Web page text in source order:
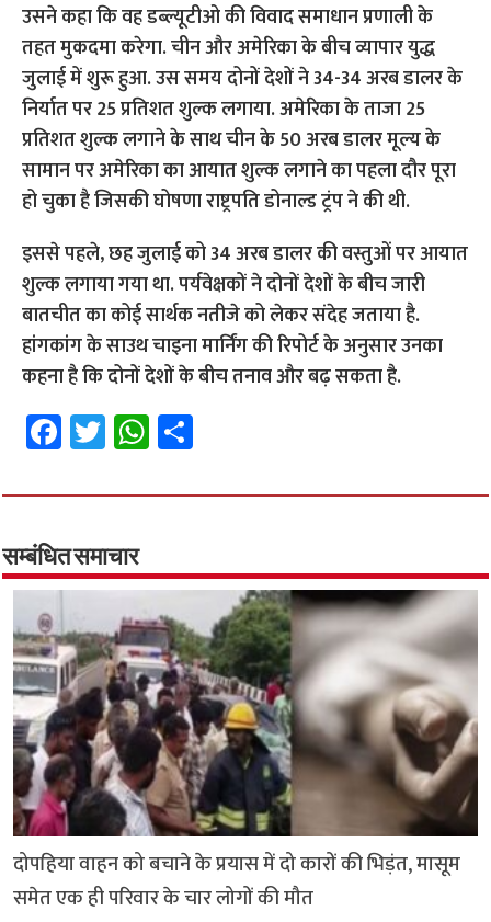
उसने कहा कि वह डब्ल्यूटीओ की विवाद समाधान प्रणाली के
तहत मुकदमा करेगा. चीन और अमेरिका के बीच व्यापार युद्ध
जुलाई में शुरू हुआ. उस समय दोनों देशों ने 34-34 अरब डालर के
निर्यात पर 25 प्रतिशत शुल्क लगाया. अमेरिका के ताजा 25
प्रतिशत शुल्क लगाने के साथ चीन के 50 अरब डालर मूल्य के
सामान पर अमेरिका का आयात शुल्क लगाने का पहला दौर पूरा
हो चुका है जिसकी घोषणा राष्ट्रपति डोनाल्ड ट्रंप ने की थी.
इससे पहले, छह जुलाई को 34 अरब डालर की वस्तुओं पर आयात
शुल्क लगाया गया था. पर्यवेक्षकों ने दोनों देशों के बीच जारी
बातचीत का कोई सार्थक नतीजे को लेकर संदेह जताया है.
हांगकांग के साउथ चाइना मार्निंग की रिपोर्ट के अनुसार उनका
कहना है कि दोनों देशों के बीच तनाव और बढ़ सकता है.
Fa
ce
b
o
o
k
T
wi
tt
er
W
h
at
p
p
ar
सम्बंधित समाचार
दोपहिया वाहन को बचाने के प्रयास में दो कारों की भिड़ंत, मासूम
समेत एक ही परिवार के चार लोगों की मौत